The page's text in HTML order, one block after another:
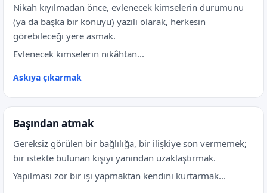
Nikah kıyılmadan önce, evlenecek kimselerin durumunu
(ya da başka bir konuyu) yazılı olarak, herkesin
görebileceği yere asmak.
Evlenecek kimselerin nikâhtan...
Askıya çıkarmak
Başından atmak
Gereksiz görülen bir bağlılığa, bir ilişkiye son vermemek;
bir istekte bulunan kişiyi yanından uzaklaştırmak.
Yapılması zor bir işi yapmaktan kendini kurtarmak...